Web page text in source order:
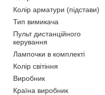
Колір арматури (підстави)
Тип вимикача
Пульт дистанційного
керування
Лампочки в комплекті
Колір світіння
Виробник
Країна виробник